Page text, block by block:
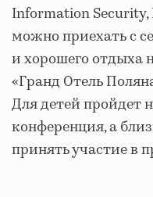
Information
можно приехать с
и хорошего отдыха
«Гранд Отель
Для детей пройдет
конференция, а
принять участие в